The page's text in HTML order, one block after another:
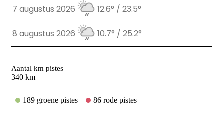
7 augustus 2026 12.6° / 23.5°
8 augustus 2026 10.7° / 25.2°
Aantal km pistes
340 km
189 groene pistes 86 rode pistes